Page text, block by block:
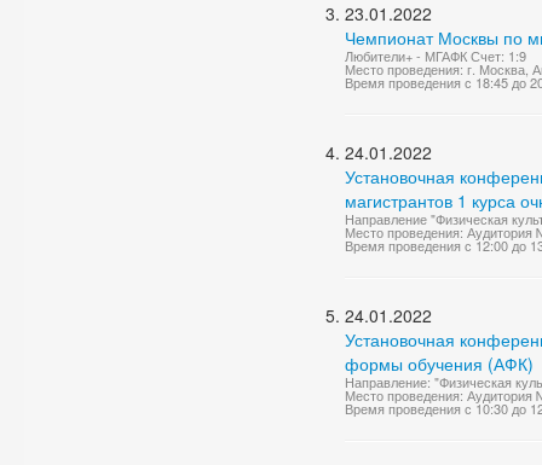
23.01.2022
Чемпионат Москвы по
Любители+ - МГАФК Счет: 1:9
Место проведения: г. Москва,
Время проведения с 18:45 до
24.01.2022
Установочная
магистрантов 1 курса
Направление "Физическая
Место проведения:
Время проведения с 12:00 до
24.01.2022
Установочная
формы обучения (АФК)
Направление: "Физическая
Место проведения:
Время проведения с 10:30 до